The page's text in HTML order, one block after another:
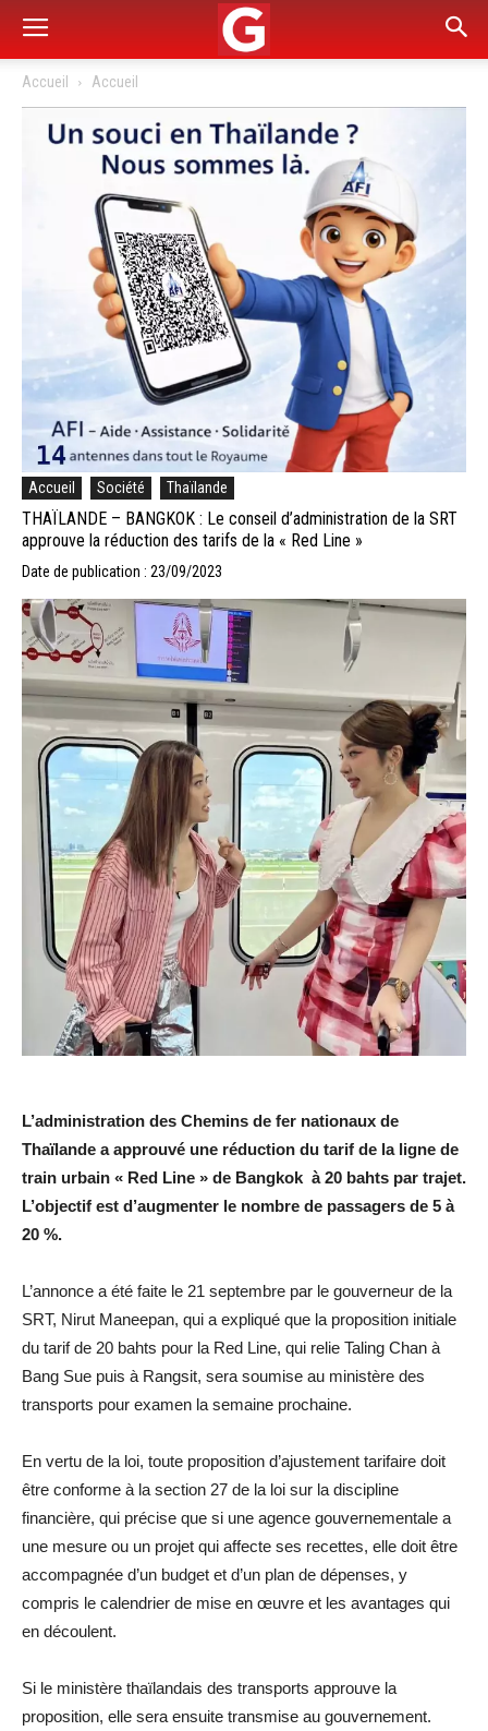
Accueil Accueil
Accueil Société Thaïlande
THAÏLANDE – BANGKOK : Le conseil d’administration de la SRT
approuve la réduction des tarifs de la « Red Line »
Date de publication : 23/09/2023
L’administration des Chemins de fer nationaux de
Thaïlande a approuvé une réduction du tarif de la ligne de
train urbain « Red Line » de Bangkok à 20 bahts par trajet.
L’objectif est d’augmenter le nombre de passagers de 5 à
20 %.
L’annonce a été faite le 21 septembre par le gouverneur de la
SRT, Nirut Maneepan, qui a expliqué que la proposition initiale
du tarif de 20 bahts pour la Red Line, qui relie Taling Chan à
Bang Sue puis à Rangsit, sera soumise au ministère des
transports pour examen la semaine prochaine.
En vertu de la loi, toute proposition d’ajustement tarifaire doit
être conforme à la section 27 de la loi sur la discipline
financière, qui précise que si une agence gouvernementale a
une mesure ou un projet qui affecte ses recettes, elle doit être
accompagnée d’un budget et d’un plan de dépenses, y
compris le calendrier de mise en œuvre et les avantages qui
en découlent.
Si le ministère thaïlandais des transports approuve la
proposition, elle sera ensuite transmise au gouvernement.